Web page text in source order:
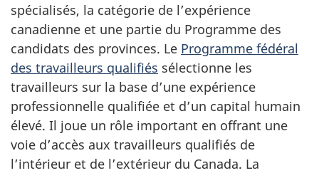
spécialisés, la catégorie de l’expérience
canadienne et une partie du Programme des
candidats des provinces. Le Programme fédéral
des travailleurs qualifiés sélectionne les
travailleurs sur la base d’une expérience
professionnelle qualifiée et d’un capital humain
élevé. Il joue un rôle important en offrant une
voie d’accès aux travailleurs qualifiés de
l’intérieur et de l’extérieur du Canada. La